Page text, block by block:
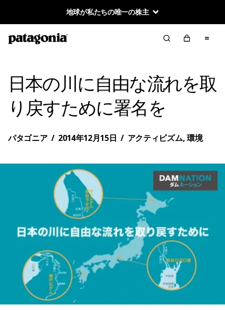
地球が私たちの唯一の株主
日本の川に自由な流れを取
り戻すために署名を
パタゴニア / 2014年12月15日 / アクティビズム,環境